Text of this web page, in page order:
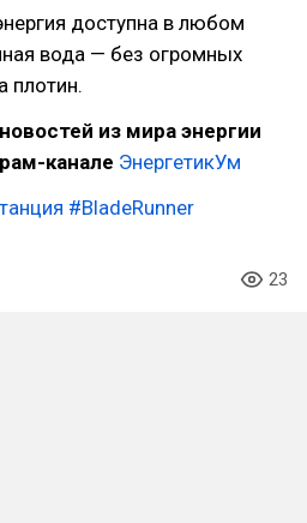
доступна в любом
вода — без огромных
плотин.
из мира энергии
канале ЭнергетикУм
#BladeRunner
23